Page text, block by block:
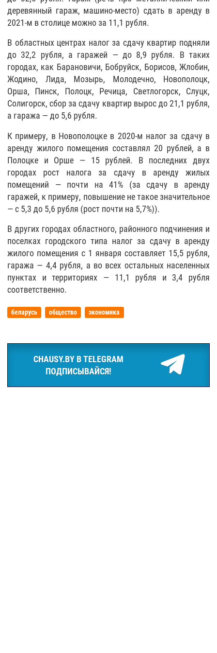
деревянный гараж, машино-место) сдать в аренду в
2021-м в столице можно за 11,1 рубля.
В областных центрах налог за сдачу квартир подняли
до 32,2 рубля, а гаражей — до 8,9 рубля. В таких
городах, как Барановичи, Бобруйск, Борисов, Жлобин,
Жодино, Лида, Мозырь, Молодечно, Новополоцк,
Орша, Пинск, Полоцк, Речица, Светлогорск, Слуцк,
Солигорск, сбор за сдачу квартир вырос до 21,1 рубля,
а гаража — до 5,6 рубля.
К примеру, в Новополоцке в 2020-м налог за сдачу в
аренду жилого помещения составлял 20 рублей, а в
Полоцке и Орше — 15 рублей. В последних двух
городах рост налога за сдачу в аренду жилых
помещений — почти на 41% (за сдачу в аренду
гаражей, к примеру, повышение не такое значительное
— с 5,3 до 5,6 рубля (рост почти на 5,7%)).
В других городах областного, районного подчинения и
поселках городского типа налог за сдачу в аренду
жилого помещения с 1 января составляет 15,5 рубля,
гаража — 4,4 рубля, а во всех остальных населенных
пунктах и территориях — 11,1 рубля и 3,4 рубля
соответственно.
беларусь общество экономика
CHAUSY.BY В TELEGRAM
ПОДПИСЫВАЙСЯ!